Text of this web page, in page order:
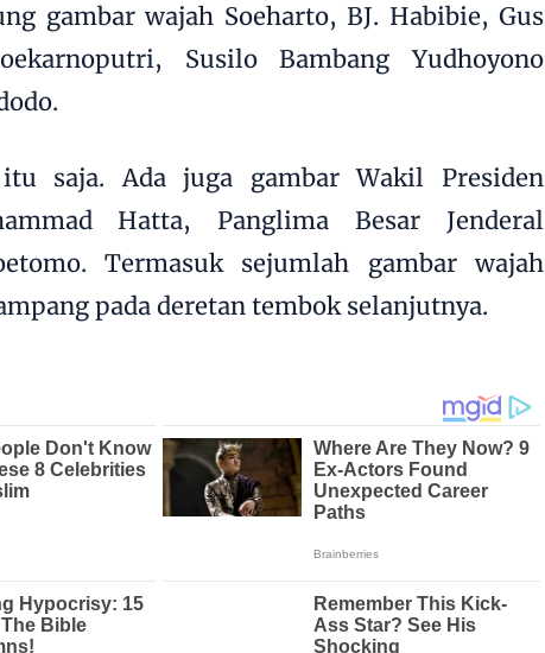
gambar wajah Soeharto, BJ. Habibie, Gus
Susilo Bambang Yudhoyono
saja. Ada juga gambar Wakil Presiden
Hatta, Panglima Besar Jenderal
Termasuk sejumlah gambar wajah
pada deretan tembok selanjutnya.